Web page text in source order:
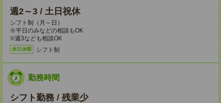
週2～3 / 土日祝休
シフト制（月～日）
※平日のみなどの相談もOK
※週3なども相談OK
休日休暇 シフト制
勤務時間
シフト勤務 / 残業少